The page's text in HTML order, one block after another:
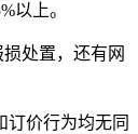
以上。
处置，还有网
价行为均无同